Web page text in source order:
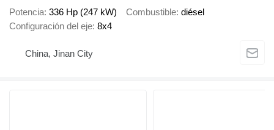
Potencia 336 Hp (247 kW) Combustible diésel
Configuración del eje 8x4
China, Jinan City